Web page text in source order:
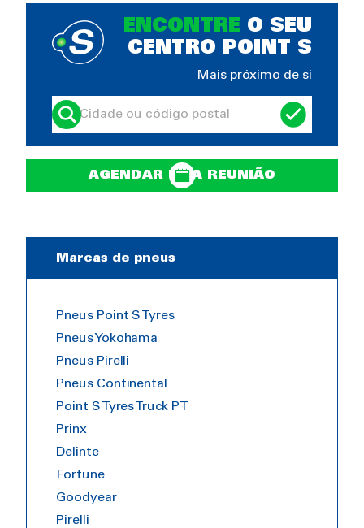
ENCONTRE O SEU
CENTRO POINT S
Mais próximo de si
AGENDAR UMA REUNIÃO
Marcas de pneus
Pneus Point S Tyres
Pneus Yokohama
Pneus Pirelli
Pneus Continental
Point S Tyres Truck PT
Prinx
Delinte
Fortune
Goodyear
Pirelli